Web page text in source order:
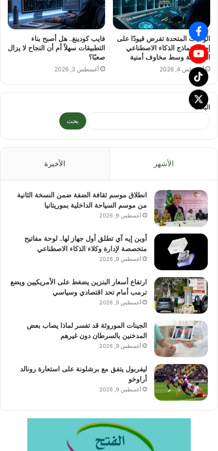
الولايات المتحدة تفرض قيودًا على
إطلاق نماذج الذكاء الاصطناعي
المتقدمة وسط مخاوف أمنية
أغسطس 4, 2026
فايب كودينغ.. هل أصبح بناء
التطبيقات سهلاً أم أن النجاح لا يزال
صعبًا؟
أغسطس 3, 2026
البحث
بحث
الأشهر الأخيرة
انطلاق موسم ثقافة الضفة ضمن النسخة الثانية
من موسم السياحة الداخلية بموريتانيا
أغسطس 9, 2026
أوبن إيه آي تطلق أول جهاز لها.. لوحة مفاتيح
متخصصة لإدارة وكلاء الذكاء الاصطناعي
أغسطس 9, 2026
ارتفاع أسعار البنزين يضغط على الأمريكيين ويضع
ترمب أمام تحد اقتصادي وسياسي
أغسطس 9, 2026
الجينات الموروثة قد تفسر لماذا يصاب بعض
المدخنين بالسرطان دون غيرهم
أغسطس 9, 2026
ليفربول يتفق مع برشلونة على استعارة رونالد
أراوخو
أغسطس 9, 2026